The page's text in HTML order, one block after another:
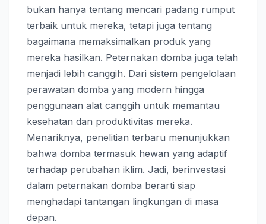
bukan hanya tentang mencari padang rumput
terbaik untuk mereka, tetapi juga tentang
bagaimana memaksimalkan produk yang
mereka hasilkan. Peternakan domba juga telah
menjadi lebih canggih. Dari sistem pengelolaan
perawatan domba yang modern hingga
penggunaan alat canggih untuk memantau
kesehatan dan produktivitas mereka.
Menariknya, penelitian terbaru menunjukkan
bahwa domba termasuk hewan yang adaptif
terhadap perubahan iklim. Jadi, berinvestasi
dalam peternakan domba berarti siap
menghadapi tantangan lingkungan di masa
depan.